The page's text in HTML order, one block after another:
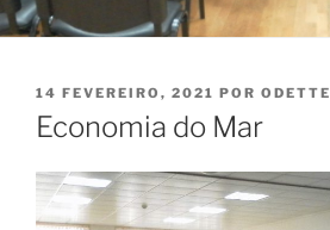
PUBLICADO
EM
14 FEVEREIRO, 2021 POR ODETTE
Economia do Mar